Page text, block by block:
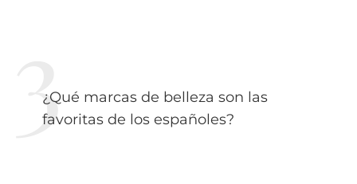
¿Qué marcas de belleza son las
favoritas de los españoles?